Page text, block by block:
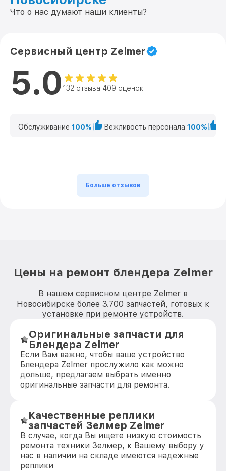
Что о нас думают наши клиенты?
Сервисный центр Zelmer
5.0 132 отзыва 409 оценок
Обслуживание 100% Вежливость персонала 100%
Больше отзывов
Цены на ремонт блендера Zelmer
В нашем сервисном центре Zelmer в
Новосибирске более 3.700 запчастей, готовых к
установке при ремонте устройств.
Оригинальные запчасти для
Блендера Zelmer
Если Вам важно, чтобы ваше устройство
Блендера Zelmer прослужило как можно
дольше, предлагаем выбрать именно
оригинальные запчасти для ремонта.
Качественные реплики
запчастей Зелмер Zelmer
В случае, когда Вы ищете низкую стоимость
ремонта техники Зелмер, к Вашему выбору у
нас в наличии на складе имеются надежные
реплики